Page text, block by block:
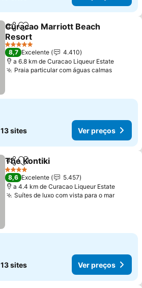
PartilharAdicionar aos favoritos
Curacao Marriott Beach
Resort
Ver preços
5 Estrelas
8,7 Excelente
4.410
a 6.8 km de Curacao Liqueur Estate
Praia particular com águas calmasVer
13 sites Ver preços
PartilharAdicionar aos favoritos
The Kontiki
4 Estrelas
8,6 Excelente
5.457
a 4.4 km de Curacao Liqueur Estate
Suítes de luxo com vista para o marVer
13 sites Ver preços